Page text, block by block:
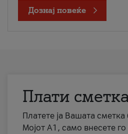
Дознај повеќе
Плати
Платете ја Вашата сметка
Мојот А1, само внесете го